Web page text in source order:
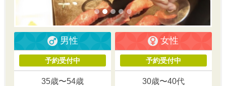
男性
予約受付中
35歳〜54歳
女性
予約受付中
30歳〜40代